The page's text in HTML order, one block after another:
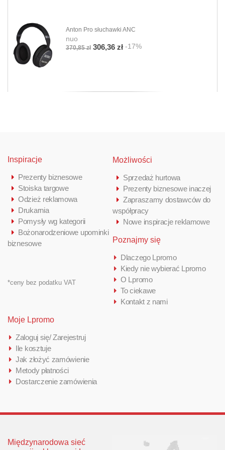
Anton Pro słuchawki ANC
nuo
370,85 zł 306,36 zł -17%
Inspiracje
Prezenty biznesowe
Stoiska targowe
Odzież reklamowa
Drukarnia
Pomysły wg kategorii
Bożonarodzeniowe upominki
biznesowe
*ceny bez podatku VAT
Możliwości
Sprzedaż hurtowa
Prezenty biznesowe inaczej
Zapraszamy dostawców do
współpracy
Nowe inspiracje reklamowe
Poznajmy się
Dlaczego Lpromo
Kiedy nie wybierać Lpromo
O Lpromo
To ciekawe
Kontakt z nami
Moje Lpromo
Zaloguj się/ Zarejestruj
Ile kosztuje
Jak złożyć zamówienie
Metody płatności
Dostarczenie zamówienia
Międzynarodowa sieć